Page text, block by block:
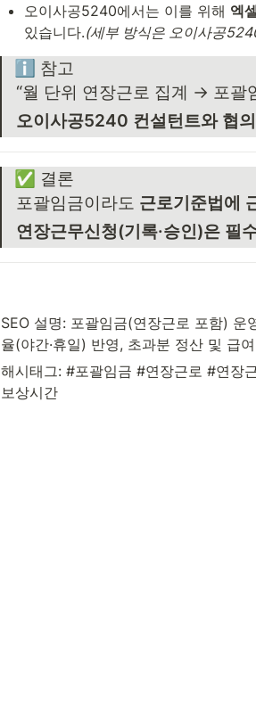
오이사공5240에서는 이를 위해 엑
있습니다.(세부 방식은 오이사공
ℹ️ 참고
“월 단위 연장근로 집계 → 포괄
오이사공5240 컨설턴트와 협
✅ 결론
포괄임금이라도 근로기준법에
연장근무신청(기록·승인)은 필
SEO 설명: 포괄임금(연장근로 포함) 운
율(야간·휴일) 반영, 초과분 정산 및 급
해시태그: #포괄임금 #연장근로 #연장
보상시간